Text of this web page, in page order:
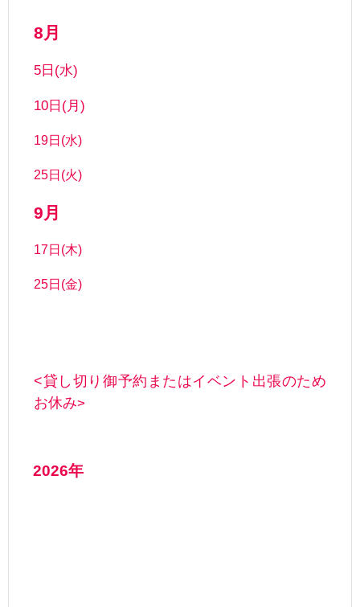
8月
5日(水)
10日(月)
19日(水)
25日(火)
9月
17日(木)
25日(金)
<貸し切り御予約またはイベント出張のため
お休み>
2026年